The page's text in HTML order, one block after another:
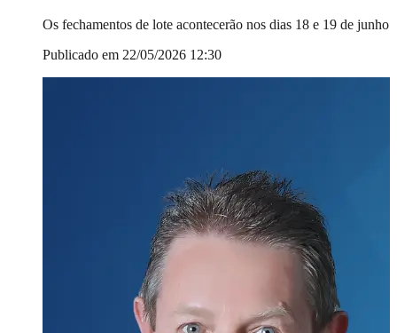
Os fechamentos de lote acontecerão nos dias 18 e 19 de junho
Publicado em 22/05/2026 12:30